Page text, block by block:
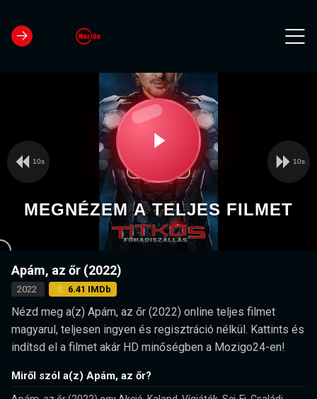
loading.
Play
Video
10s 10s
MEGNÉZEM A TELJES FILMET
Apám, az őr (2022)
2022 ⭐ 6.41 IMDb
Nézd meg a(z) Apám, az őr (2022) online teljes filmet
magyarul, teljesen ingyen és regisztráció nélkül. Kattints és
indítsd el a filmet akár HD minőségben a Mozigo24-en!
Miről szól a(z) Apám, az őr?